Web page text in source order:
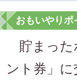
おもいやりポ
貯まった
ント券」